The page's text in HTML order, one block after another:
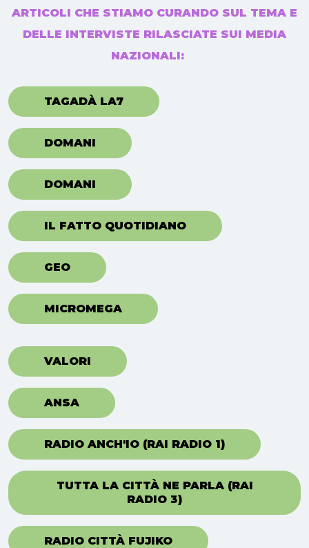
ARTICOLI CHE STIAMO CURANDO SUL TEMA E
DELLE INTERVISTE RILASCIATE SUI MEDIA
NAZIONALI:
TAGADÀ LA7
DOMANI
DOMANI
IL FATTO QUOTIDIANO
GEO
MICROMEGA
VALORI
ANSA
RADIO ANCH'IO (RAI RADIO 1)
TUTTA LA CITTÀ NE PARLA (RAI
RADIO 3)
RADIO CITTÀ FUJIKO